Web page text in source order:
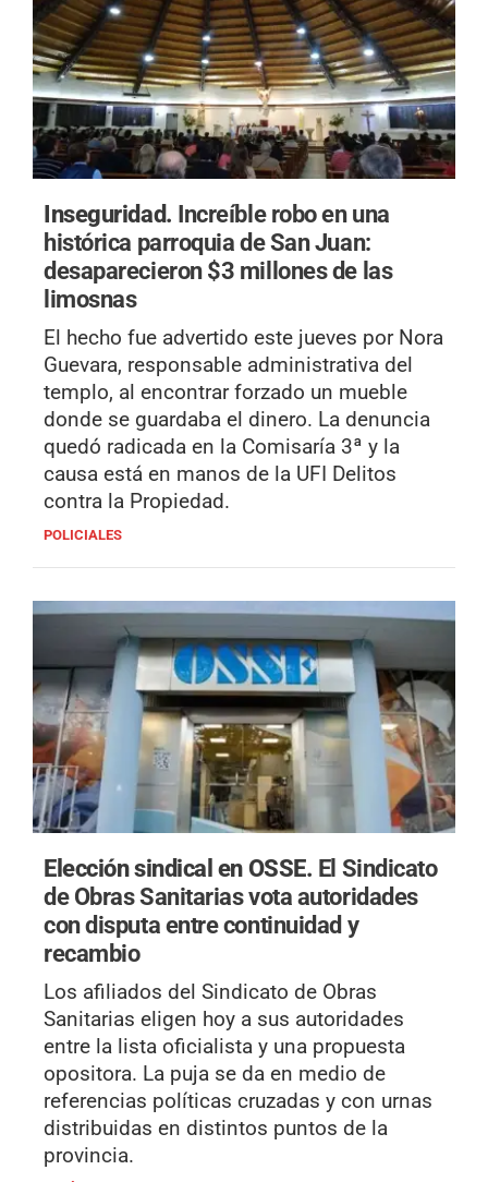
Inseguridad. Increíble robo en una
histórica parroquia de San Juan:
desaparecieron $3 millones de las
limosnas
El hecho fue advertido este jueves por Nora
Guevara, responsable administrativa del
templo, al encontrar forzado un mueble
donde se guardaba el dinero. La denuncia
quedó radicada en la Comisaría 3ª y la
causa está en manos de la UFI Delitos
contra la Propiedad.
POLICIALES
Elección sindical en OSSE. El Sindicato
de Obras Sanitarias vota autoridades
con disputa entre continuidad y
recambio
Los afiliados del Sindicato de Obras
Sanitarias eligen hoy a sus autoridades
entre la lista oficialista y una propuesta
opositora. La puja se da en medio de
referencias políticas cruzadas y con urnas
distribuidas en distintos puntos de la
provincia.